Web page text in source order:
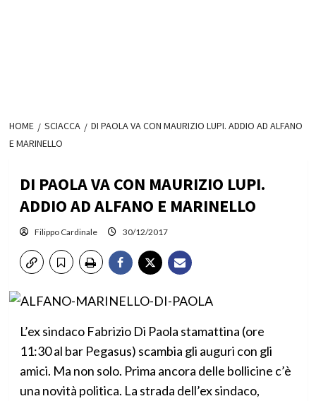
HOME SCIACCA
DI PAOLA VA CON MAURIZIO LUPI. ADDIO AD ALFANO
E MARINELLO
DI PAOLA VA CON MAURIZIO LUPI.
ADDIO AD ALFANO E MARINELLO
Filippo Cardinale 30/12/2017
L’ex sindaco Fabrizio Di Paola stamattina (ore
11:30 al bar Pegasus) scambia gli auguri con gli
amici. Ma non solo. Prima ancora delle bollicine c’è
una novità politica. La strada dell’ex sindaco,